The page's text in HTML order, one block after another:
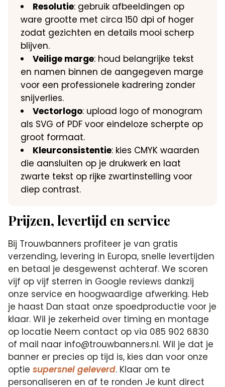
Resolutie: gebruik afbeeldingen op
ware grootte met circa 150 dpi of hoger
zodat gezichten en details mooi scherp
blijven.
Veilige marge: houd belangrijke tekst
en namen binnen de aangegeven marge
voor een professionele kadrering zonder
snijverlies.
Vectorlogo: upload logo of monogram
als SVG of PDF voor eindeloze scherpte op
groot formaat.
Kleurconsistentie: kies CMYK waarden
die aansluiten op je drukwerk en laat
zwarte tekst op rijke zwartinstelling voor
diep contrast.
Prijzen, levertijd en service
Bij Trouwbanners profiteer je van gratis
verzending, levering in Europa, snelle levertijden
en betaal je desgewenst achteraf. We scoren
vijf op vijf sterren in Google reviews dankzij
onze service en hoogwaardige afwerking. Heb
je haast Dan staat onze spoedproductie voor je
klaar. Wil je zekerheid over timing en montage
op locatie Neem contact op via 085 902 6830
of mail naar info@trouwbanners.nl. Wil je dat je
banner er precies op tijd is, kies dan voor onze
optiesupersnel geleverd. Klaar om te
personaliseren en af te ronden Je kunt direct